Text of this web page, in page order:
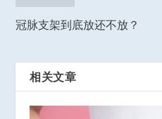
冠脉支架到底放还不放？
相关文章